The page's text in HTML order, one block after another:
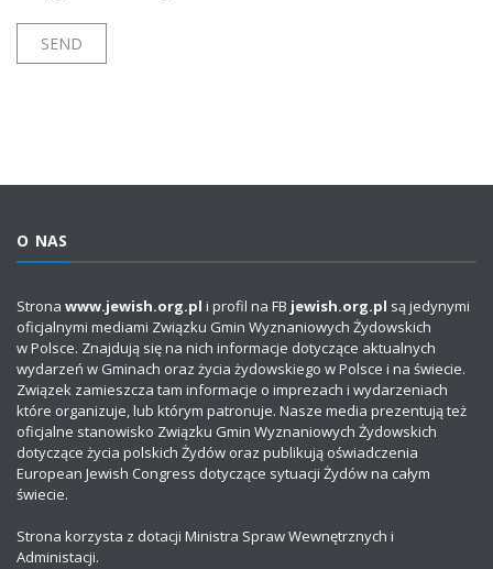
O NAS
Strona www.jewish.org.pl i profil na FB jewish.org.pl są jedynymi
oficjalnymi mediami Związku Gmin Wyznaniowych Żydowskich
w Polsce. Znajdują się na nich informacje dotyczące aktualnych
wydarzeń w Gminach oraz życia żydowskiego w Polsce i na świecie.
Związek zamieszcza tam informacje o imprezach i wydarzeniach
które organizuje, lub którym patronuje. Nasze media prezentują też
oficjalne stanowisko Związku Gmin Wyznaniowych Żydowskich
dotyczące życia polskich Żydów oraz publikują oświadczenia
European Jewish Congress dotyczące sytuacji Żydów na całym
świecie.
Strona korzysta z dotacji Ministra Spraw Wewnętrznych i
Administacji.